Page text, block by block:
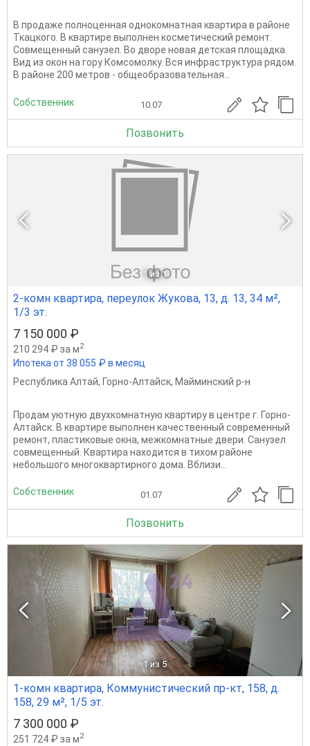
В продаже полноценная однокомнатная квартира в районе
Ткацкого. В квартире выполнен косметический ремонт.
Совмещенный санузел. Во дворе новая детская площадка.
Вид из окон на гору Комсомолку. Вся инфраструктура рядом.
В районе 200 метров - общеобразовательная...
Собственник 10.07
Позвонить
1 из 1
2-комн квартира, переулок Жукова, 13, д. 13, 34 м²,
1/3 эт.
7 150 000 ₽
210 294 ₽ за м2
Ипотека от 38 055 ₽ в месяц
Республика Алтай, Горно-Алтайск, Майминский р-н
Продам уютную двухкомнатную квартиру в центре г. Горно-
Алтайск. В квартире выполнен качественный современный
ремонт, пластиковые окна, межкомнатные двери. Санузел
совмещенный. Квартира находится в тихом районе
небольшого многоквартирного дома. Вблизи...
Собственник 01.07
Позвонить
1 из 5
1-комн квартира, Коммунистический пр-кт, 158, д.
158, 29 м², 1/5 эт.
7 300 000 ₽
251 724 ₽ за м2